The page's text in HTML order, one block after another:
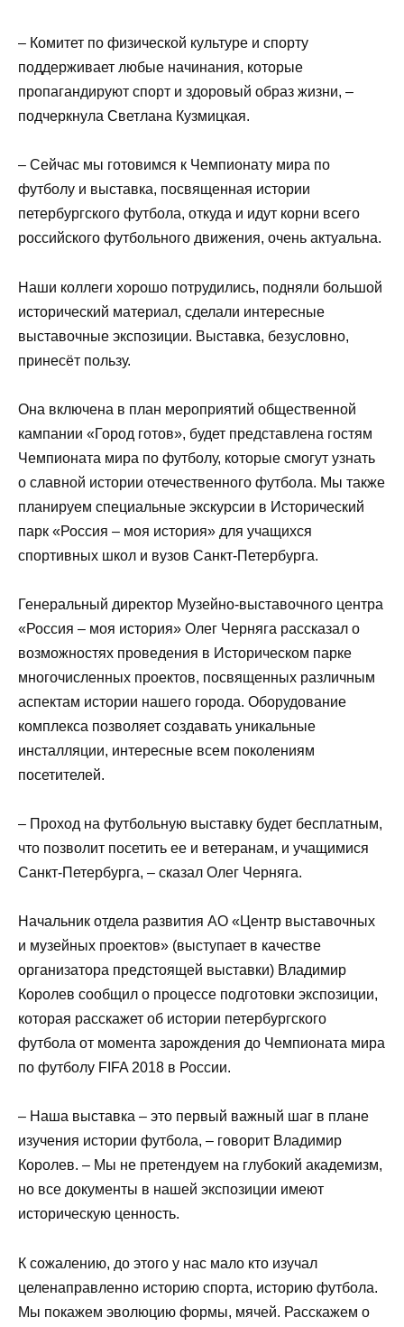
– Комитет по физической культуре и спорту
поддерживает любые начинания, которые
пропагандируют спорт и здоровый образ жизни, –
подчеркнула Светлана Кузмицкая.
– Сейчас мы готовимся к Чемпионату мира по
футболу и выставка, посвященная истории
петербургского футбола, откуда и идут корни всего
российского футбольного движения, очень актуальна.
Наши коллеги хорошо потрудились, подняли большой
исторический материал, сделали интересные
выставочные экспозиции. Выставка, безусловно,
принесёт пользу.
Она включена в план мероприятий общественной
кампании «Город готов», будет представлена гостям
Чемпионата мира по футболу, которые смогут узнать
о славной истории отечественного футбола. Мы также
планируем специальные экскурсии в Исторический
парк «Россия – моя история» для учащихся
спортивных школ и вузов Санкт-Петербурга.
Генеральный директор Музейно-выставочного центра
«Россия – моя история» Олег Черняга рассказал о
возможностях проведения в Историческом парке
многочисленных проектов, посвященных различным
аспектам истории нашего города. Оборудование
комплекса позволяет создавать уникальные
инсталляции, интересные всем поколениям
посетителей.
– Проход на футбольную выставку будет бесплатным,
что позволит посетить ее и ветеранам, и учащимися
Санкт-Петербурга, – сказал Олег Черняга.
Начальник отдела развития АО «Центр выставочных
и музейных проектов» (выступает в качестве
организатора предстоящей выставки) Владимир
Королев сообщил о процессе подготовки экспозиции,
которая расскажет об истории петербургского
футбола от момента зарождения до Чемпионата мира
по футболу FIFA 2018 в России.
– Наша выставка – это первый важный шаг в плане
изучения истории футбола, – говорит Владимир
Королев. – Мы не претендуем на глубокий академизм,
но все документы в нашей экспозиции имеют
историческую ценность.
К сожалению, до этого у нас мало кто изучал
целенаправленно историю спорта, историю футбола.
Мы покажем эволюцию формы, мячей. Расскажем о